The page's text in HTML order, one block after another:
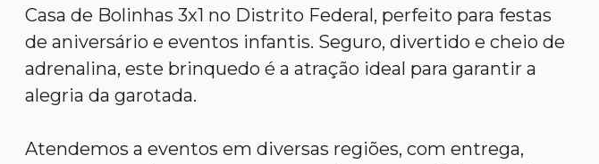
Casa de Bolinhas 3x1 no Distrito Federal, perfeito para festas
de aniversário e eventos infantis. Seguro, divertido e cheio de
adrenalina, este brinquedo é a atração ideal para garantir a
alegria da garotada.
Atendemos a eventos em diversas regiões, com entrega,